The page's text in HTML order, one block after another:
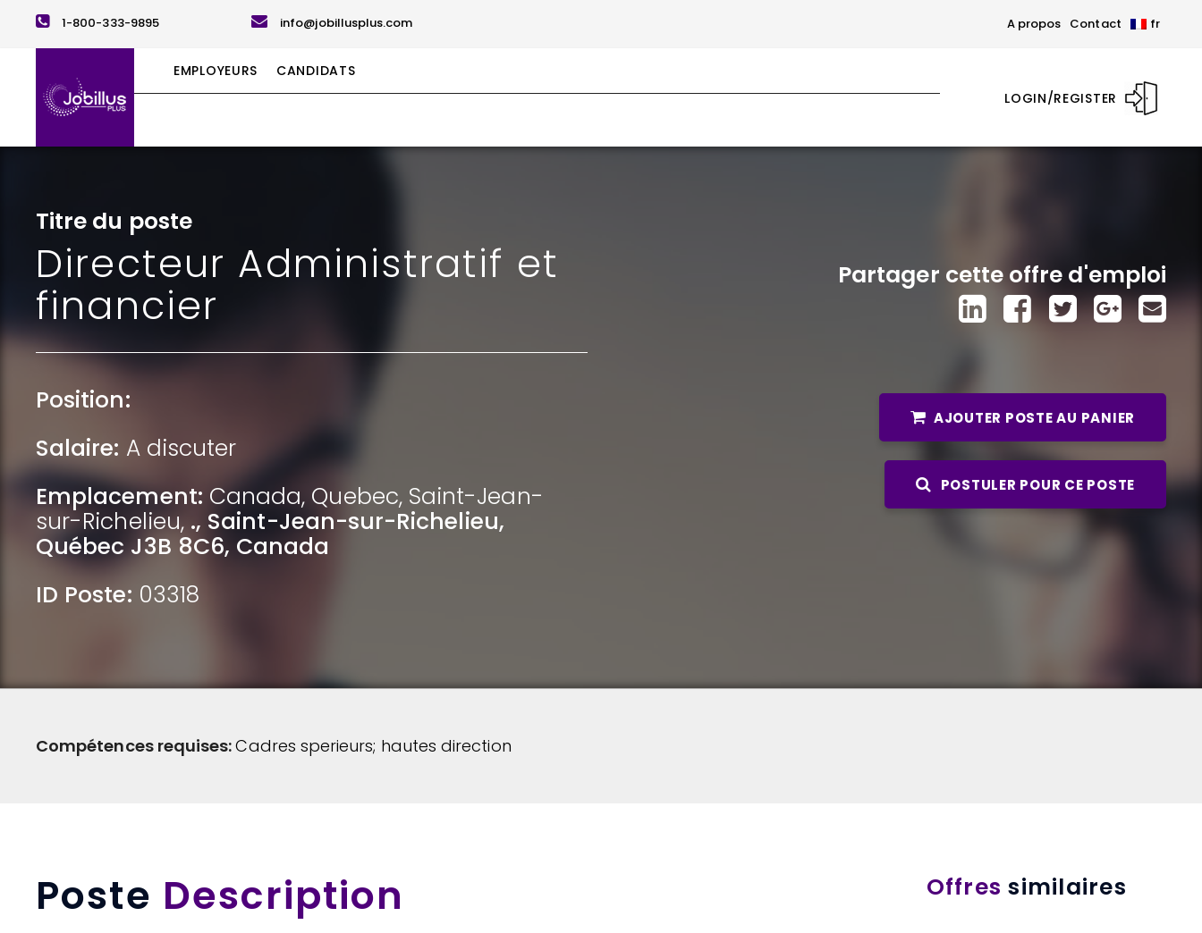
1-800-333-9895 info@jobillusplus.com A propos Contact fr
LOGIN/REGISTER
EMPLOYEURS CANDIDATS
Titre du poste
Directeur Administratif et
financier
Position:
Salaire: A discuter
Emplacement: Canada, Quebec, Saint-Jean-
sur-Richelieu, ., Saint-Jean-sur-Richelieu,
Québec J3B 8C6, Canada
ID Poste: 03318
Partager cette offre d'emploi
AJOUTER POSTE AU PANIER
POSTULER POUR CE POSTE
Compétences requises:Cadres sperieurs; hautes direction
Poste Description Offres similaires